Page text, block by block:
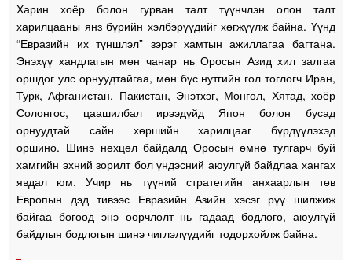
Харин хоёр болон гурван талт түүнчлэн олон талт
харилцааны янз бүрийн хэлбэрүүдийг хөгжүүлж байна. Үүнд
“Евразийн их түншлэл” зэрэг хамтын ажиллагаа багтана.
Энэхүү хандлагын мөн чанар нь Оросын Азид хил залгаа
оршдог улс орнуудтайгаа, мөн бүс нутгийн гол тоглогч Иран,
Турк, Афганистан, Пакистан, Энэтхэг, Монгол, Хятад, хоёр
Солонгос, цаашилбал ирээдүйд Япон болон бусад
орнуудтай сайн хөршийн харилцааг бүрдүүлэхэд
оршино. Шинэ нөхцөл байдалд Оросын өмнө тулгарч буй
хамгийн эхний зорилт бол үндэсний аюулгүй байдлаа хангах
явдал юм. Учир нь түүний стратегийн анхаарлын төв
Европын дэд тивээс Евразийн Азийн хэсэг рүү шилжиж
байгаа бөгөөд энэ өөрчлөлт нь гадаад бодлого, аюулгүй
байдлын бодлогын шинэ чиглэлүүдийг тодорхойлж байна.